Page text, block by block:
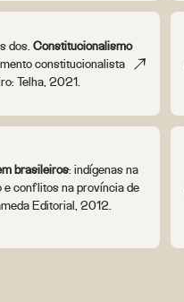
dos. Constitucionalismo
constitucionalista
Telha, 2021.
brasileiros: indígenas na
conflitos na província de
Editorial, 2012.